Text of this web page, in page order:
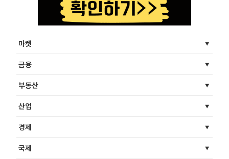
마켓
금융
부동산
산업
경제
국제